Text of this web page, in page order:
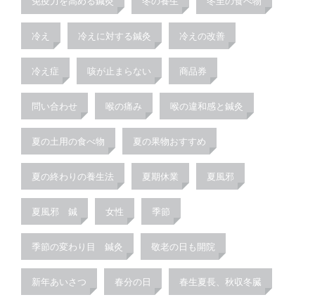
冷え 冷えに対する鍼灸 冷えの改善
冷え症 咳が止まらない 商品券
問い合わせ 喉の痛み 喉の違和感と鍼灸
夏の土用の食べ物 夏の果物おすすめ
夏の終わりの養生法 夏期休業 夏風邪
夏風邪 鍼 女性 季節
季節の変わり目 鍼灸 敬老の日も開院
新年あいさつ 春分の日 春生夏長、秋収冬臓